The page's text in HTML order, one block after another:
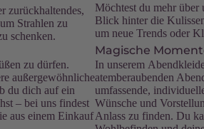
zurückhaltendes,
Strahlen zu
schenken.
Möchtest du mehr
Blick hinter die
um neue Trends oder
zu dürfen.
außergewöhnliche
du dich auf ein
– bei uns findest
aus einem Einkauf
Magische
In unserem
atemberaubenden
umfassende,
Wünsche und
Anlass zu finden. Du